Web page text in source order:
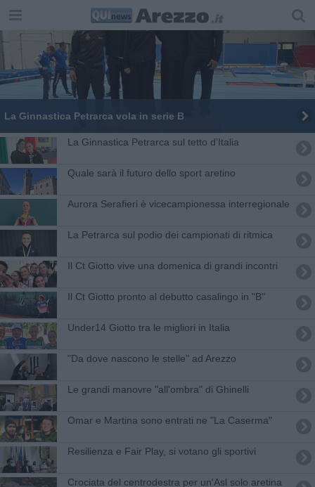
​La Ginnastica Petrarca vola in serie B
​La Ginnastica Petrarca sul tetto d’Italia
Quale sarà il futuro dello sport aretino
​Aurora Serafieri è vicecampionessa interregionale
​La Petrarca sul podio dei campionati di ritmica
Il Ct Giotto vive una domenica di grandi incontri
Il Ct Giotto pronto al debutto casalingo in "B"
Under14 Giotto tra le migliori in Italia
"Da dove nascono le stelle" ad Arezzo
Le grandi manovre "all'ombra" di Ghinelli
Omar e Martina sono entrati ne "La Caserma"
Resilienza e Fair Play, si votano gli sportivi
Crociata del centrodestra per un'Asl solo aretina